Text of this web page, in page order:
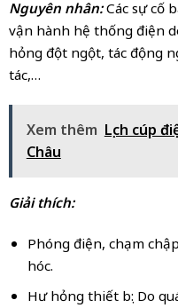
Nguyên nhân:Các sự cố
vận hành hệ thống điện
hỏng đột ngột, tác động
tác,…
Xem thêm Lịch cúp
Châu
Giải thích:
Phóng điện, chạm
hóc.
Hư hỏng thiết bị: Do